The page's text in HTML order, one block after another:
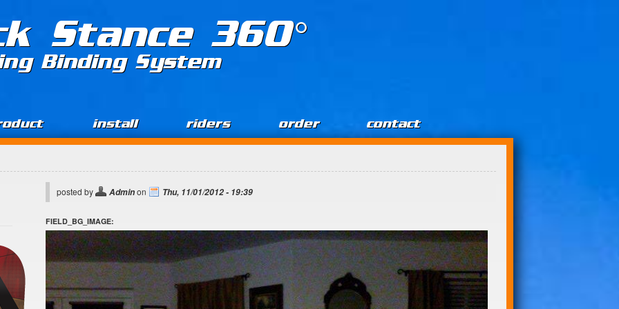
Stance 360°
Binding System
install riders order contact
posted by Adminon Thu, 11/01/2012 - 19:39
FIELD_BG_IMAGE: